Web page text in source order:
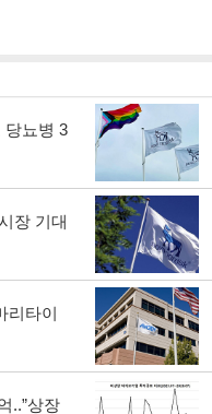
당뇨병 3
장 기대
리타이
..”상장